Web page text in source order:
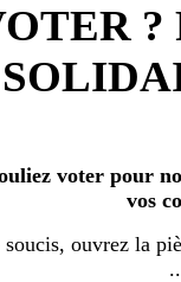
?
voter pour
vos
soucis, ouvrez la